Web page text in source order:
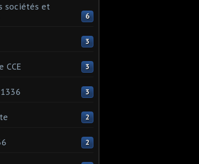
sociétés et
6
3
CCE 3
1336 3
2
2